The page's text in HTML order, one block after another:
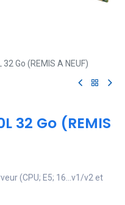
Go (REMIS A NEUF)
32 Go (REMIS
(CPU; E5; 16...v1/v2 et